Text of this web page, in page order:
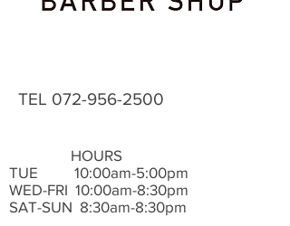
TEL 072-956-2500
HOURS
TUE ​ 10:00am-5:00pm
WED-FRI 10:00am-8:30pm
SAT-SUN 8:30am-8:30pm